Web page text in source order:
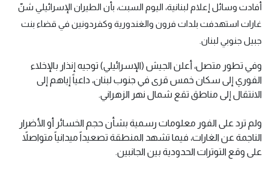
أفادت وسائل إعلام لبنانية، اليوم السبت، بأن الطيران الإسرائيلي شنّ
غارات استهدفت بلدات فرون والغندورية وكفردونين في قضاء بنت
جبيل جنوبي لبنان.
وفي تطور متصل، أعلن الجيش (الإسرائيلي) توجيه إنذار بالإخلاء
الفوري إلى سكان خمس قرى في جنوب لبنان، داعياً إياهم إلى
الانتقال إلى مناطق تقع شمال نهر الزهراني.
ولم ترد على الفور معلومات رسمية بشأن حجم الخسائر أو الأضرار
الناجمة عن الغارات، فيما تشهد المنطقة تصعيداً ميدانياً متواصلاً
على وقع التوترات الحدودية بين الجانبين.